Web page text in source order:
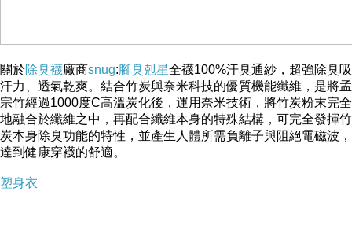
-->
關於除臭襪廠商snug:腳臭剋星全襪100%汗臭通紗，超強除臭吸
汗力、透氣乾爽。結合竹炭與奈米科技的優質機能纖維，是將孟
宗竹經過1000度C高溫炭化後，運用奈米技術，將竹炭粉末完全
地融合於纖維之中，再配合纖維本身的特殊結構，可完全發揮竹
炭本身除臭功能的特性，並產生人體所需負離子與阻絕電磁波，
達到健康穿襪的舒適。
塑身衣